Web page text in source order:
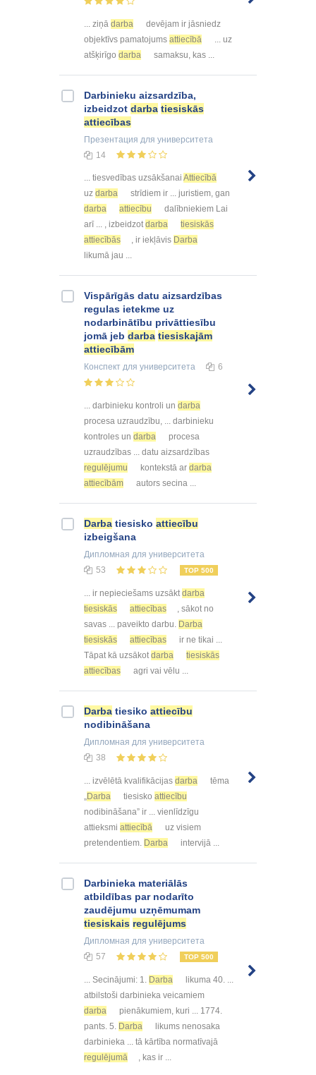
... ziņā darba
devējam ir jāsniedz
objektīvs pamatojums attiecībā
... uz
atšķirīgo darba samaksu, kas ...
Darbinieku aizsardzība,
izbeidzot darba tiesiskās
attiecības
Презентация для университета
14
... tiesvedības uzsākšanai Attiecībā
uz darba
strīdiem ir ... juristiem, gan
darba
attiecību
dalībniekiem Lai
arī ... , izbeidzotdarba
tiesiskās
attiecībās
, ir iekļāvis Darba
likumā jau ...
Vispārīgās datu aizsardzības
regulas ietekme uz
nodarbinātību privāttiesību
jomā jeb darba tiesiskajām
attiecībām
Конспект для университета 6
... darbinieku kontroli un darba
procesa uzraudzību, ... darbinieku
kontroles un darba
procesa
uzraudzības ... datu aizsardzības
regulējumu
kontekstā ar darba
attiecībām
autors secina ...
Darba tiesisko attiecību
izbeigšana
Дипломная для университета
53
TOP 500
... ir nepieciešams uzsāktdarba
tiesiskās
attiecības
, sākot no
savas ... paveikto darbu. Darba
tiesiskās
attiecības
ir ne tikai ...
Tāpat kā uzsākotdarba
tiesiskās
attiecības
agri vai vēlu ...
Darba tiesiko attiecību
nodibināšana
Дипломная для университета
38
... izvēlētā kvalifikācijas darba
tēma
„Darba tiesisko attiecību
nodibināšana” ir ... vienlīdzīgu
attieksmi attiecībā
uz visiem
pretendentiem. Darba intervijā ...
Darbinieka materiālās
atbildības par nodarīto
zaudējumu uzņēmumam
tiesiskais regulējums
Дипломная для университета
57
TOP 500
... Secinājumi: 1. Darba
likuma 40. ...
atbilstoši darbinieka veicamiem
darba
pienākumiem, kuri ... 1774.
pants. 5. Darba
likums nenosaka
darbinieka ... tā kārtība normatīvajā
regulējumā
, kas ir ...